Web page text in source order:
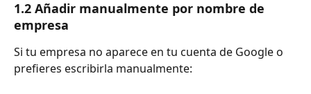
1.2 Añadir manualmente por nombre de
empresa
Si tu empresa no aparece en tu cuenta de Google o
prefieres escribirla manualmente: